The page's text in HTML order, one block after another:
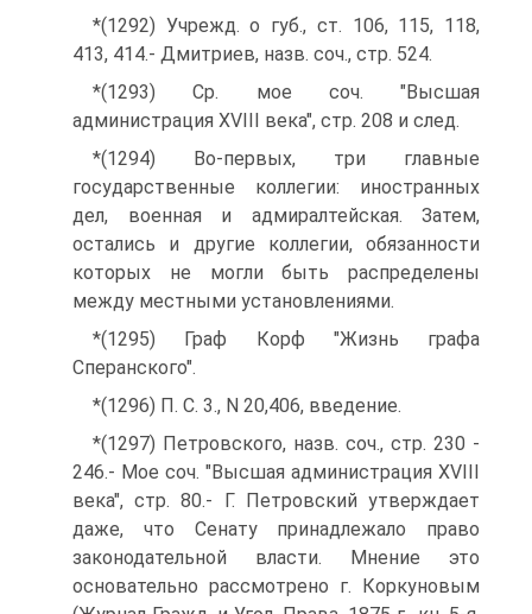
*(1292) Учрежд. о губ., ст. 106, 115, 118,
413, 414.- Дмитриев, назв. соч., стр. 524.
*(1293) Ср. мое соч. "Высшая
администрация XVIII века", стр. 208 и след.
*(1294) Во-первых, три главные
государственные коллегии: иностранных
дел, военная и адмиралтейская. Затем,
остались и другие коллегии, обязанности
которых не могли быть распределены
между местными установлениями.
*(1295) Граф Корф "Жизнь графа
Сперанского".
*(1296) П. С. 3., N 20,406, введение.
*(1297) Петровского, назв. соч., стр. 230 -
246.- Мое соч. "Высшая администрация XVIII
века", стр. 80.- Г. Петровский утверждает
даже, что Сенату принадлежало право
законодательной власти. Мнение это
основательно рассмотрено г. Коркуновым